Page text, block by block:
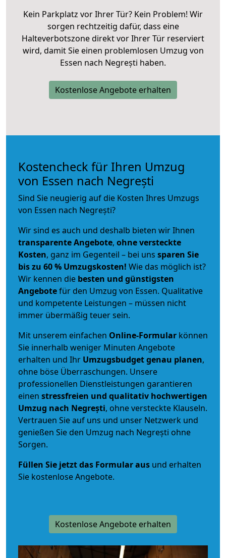
Kein Parkplatz vor Ihrer Tür? Kein Problem! Wir
sorgen rechtzeitig dafür, dass eine
Halteverbotszone direkt vor Ihrer Tür reserviert
wird, damit Sie einen problemlosen Umzug von
Essen nach Negrești haben.
Kostenlose Angebote erhalten
Kostencheck für Ihren Umzug
von Essen nach Negrești
Sind Sie neugierig auf die Kosten Ihres Umzugs
von Essen nach Negrești?
Wir sind es auch und deshalb bieten wir Ihnen
transparente Angebote, ohne versteckte
Kosten, ganz im Gegenteil – bei uns sparen Sie
bis zu 60 % Umzugskosten! Wie das möglich ist?
Wir kennen die besten und günstigsten
Angebotefür den Umzug von Essen. Qualitative
und kompetente Leistungen – müssen nicht
immer übermäßig teuer sein.
Mit unserem einfachen Online-Formular können
Sie innerhalb weniger Minuten Angebote
erhalten und Ihr Umzugsbudgetgenau planen,
ohne böse Überraschungen. Unsere
professionellen Dienstleistungen garantieren
einen stressfreien und qualitativ hochwertigen
Umzug nach Negrești, ohne versteckte Klauseln.
Vertrauen Sie auf uns und unser Netzwerk und
genießen Sie den Umzug nach Negrești ohne
Sorgen.
Füllen Sie jetzt das Formular aus und erhalten
Sie kostenlose Angebote.
Kostenlose Angebote erhalten